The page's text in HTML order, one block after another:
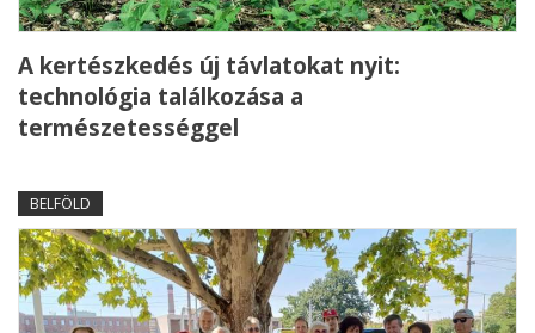
A kertészkedés új távlatokat nyit:
technológia találkozása a
természetességgel
BELFÖLD